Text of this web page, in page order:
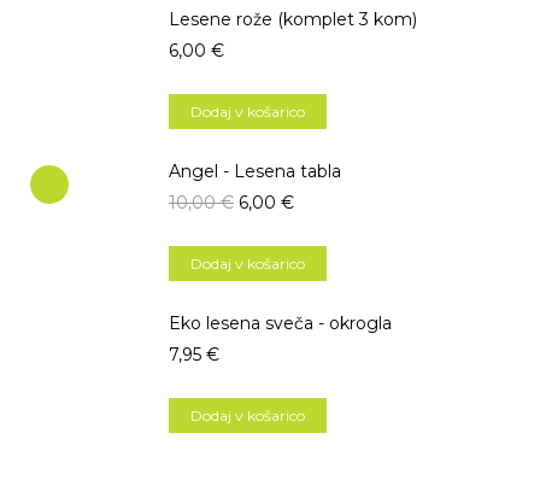
Lesene rože (komplet 3 kom)
6,00 €
Dodaj v košarico
Angel - Lesena tabla
10,00€ 6,00 €
Dodaj v košarico
Eko lesena sveča - okrogla
7,95 €
Dodaj v košarico